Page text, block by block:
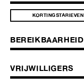
KORTINGSTARIEVEN
BEREIKBAARHEID
VRIJWILLIGERS